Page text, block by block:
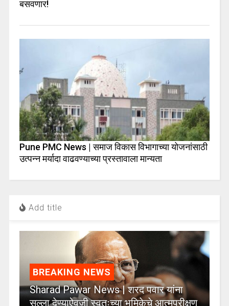
बसवणार!
Pune PMC News | समाज विकास विभागाच्या योजनांसाठी
उत्पन्न मर्यादा वाढवण्याच्या प्रस्तावाला मान्यता
Add title
BREAKING NEWS
Sharad Pawar News | शरद पवार यांना
सल्ला देण्याऐवजी स्वतःच्या भूमिकेचे आत्मपरीक्षण